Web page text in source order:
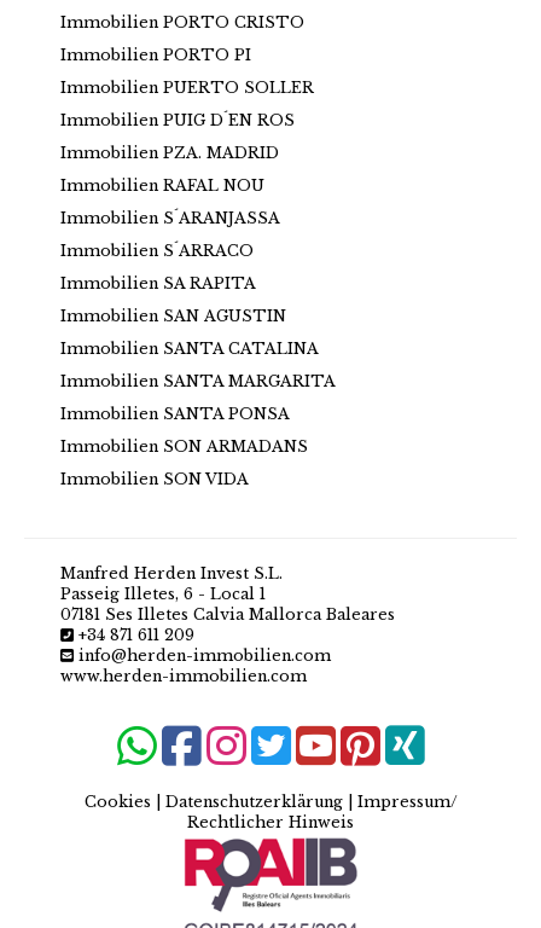
Immobilien PORTO CRISTO
Immobilien PORTO PI
Immobilien PUERTO SOLLER
Immobilien PUIG D´EN ROS
Immobilien PZA. MADRID
Immobilien RAFAL NOU
Immobilien S´ARANJASSA
Immobilien S´ARRACO
Immobilien SA RAPITA
Immobilien SAN AGUSTIN
Immobilien SANTA CATALINA
Immobilien SANTA MARGARITA
Immobilien SANTA PONSA
Immobilien SON ARMADANS
Immobilien SON VIDA
Manfred Herden Invest S.L.
Passeig Illetes, 6 - Local 1
07181 Ses Illetes Calvia Mallorca Baleares
+34 871 611 209
info@herden-immobilien.com
www.herden-immobilien.com
Cookies Datenschutzerklärung| Impressum/
Rechtlicher Hinweis